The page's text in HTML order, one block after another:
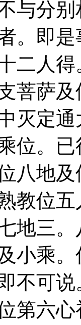
与分
。即
二人
菩萨
灭定
位。
八地
教位
地三
小乘
不可
第六